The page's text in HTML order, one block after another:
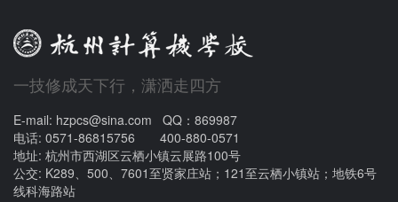
一技修成天下行，潇洒走四方
E-mail: hzpcs@sina.com QQ：869987
电话: 0571-86815756 400-880-0571
地址: 杭州市西湖区云栖小镇云展路100号
公交: K289、500、7601至贤家庄站；121至云栖小镇站；地铁6号
线科海路站